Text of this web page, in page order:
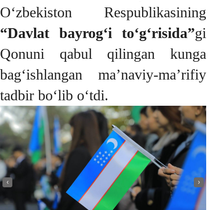
O‘zbekiston Respublikasining
“Davlat bayrog‘i to‘g‘risida”gi
Qonuni qabul qilingan kunga
bag‘ishlangan ma’naviy-ma’rifiy
tadbir bo‘lib o‘tdi.
‹ ›